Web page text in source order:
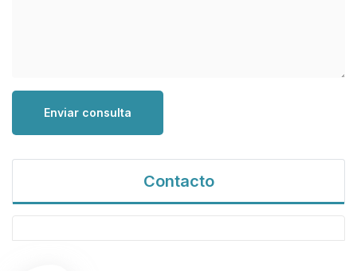
Enviar consulta
Contacto